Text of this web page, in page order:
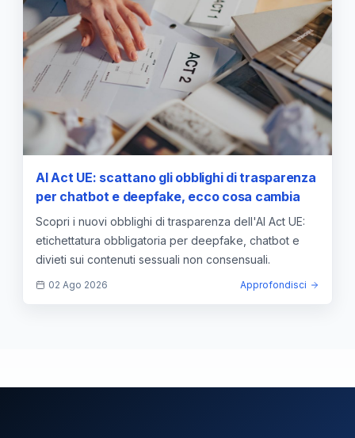
AI Act UE: scattano gli obblighi di trasparenza
per chatbot e deepfake, ecco cosa cambia
Scopri i nuovi obblighi di trasparenza dell'AI Act UE:
etichettatura obbligatoria per deepfake, chatbot e
divieti sui contenuti sessuali non consensuali.
02 Ago 2026 Approfondisci